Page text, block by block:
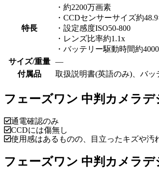
特長
・約2200万画素
・CCDセンサーサイズ約
・設定感度ISO50-800
・レンズ比率約1.1x
・バッテリー駆動時間約
サイズ/重量 ―
付属品
取扱説明書(英語のみ)、バ
フェーズワン 中判カメラ
通電確認のみ
CCDには傷無し
使用感はあるものの、目立ったキズや汚
フェーズワン 中判カメラ